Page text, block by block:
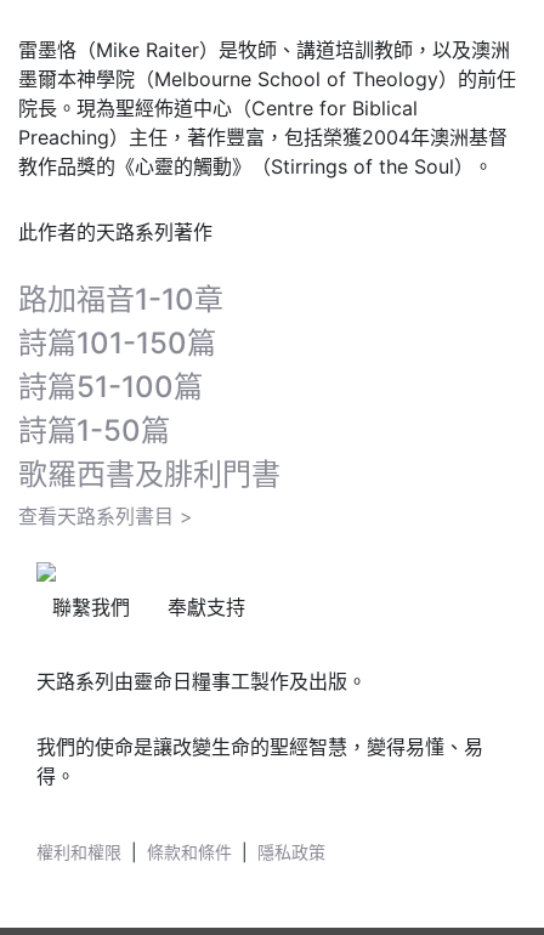
雷墨恪（Mike Raiter）是牧師、講道培訓教師，以及澳洲
墨爾本神學院（Melbourne School of Theology）的前任
院長。現為聖經佈道中心（Centre for Biblical
Preaching）主任，著作豐富，包括榮獲2004年澳洲基督
教作品獎的《心靈的觸動》（Stirrings of the Soul）。
此作者的天路系列著作
路加福音1-10章
詩篇101-150篇
詩篇51-100篇
詩篇1-50篇
歌羅西書及腓利門書
查看天路系列書目 >
聯繫我們 奉獻支持
天路系列由靈命日糧事工製作及出版。
我們的使命是讓改變生命的聖經智慧，變得易懂、易
得。
權利和權限 條款和條件 隱私政策